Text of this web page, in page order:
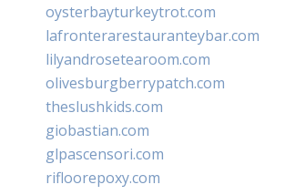
oysterbayturkeytrot.com
lafronterarestauranteybar.com
lilyandrosetearoom.com
olivesburgberrypatch.com
theslushkids.com
giobastian.com
glpascensori.com
rifloorepoxy.com